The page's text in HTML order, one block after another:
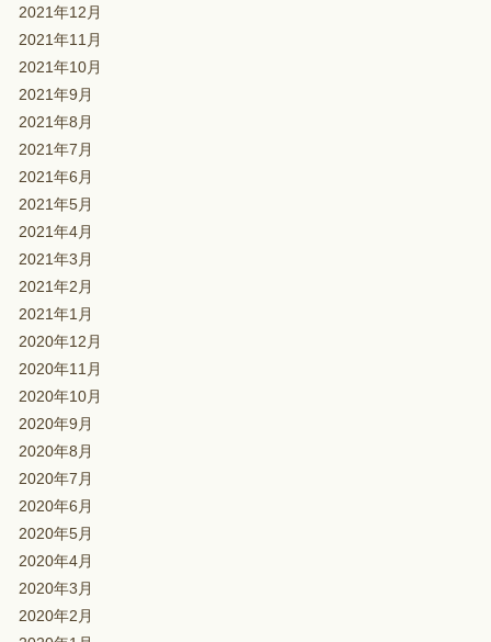
2021年12月
2021年11月
2021年10月
2021年9月
2021年8月
2021年7月
2021年6月
2021年5月
2021年4月
2021年3月
2021年2月
2021年1月
2020年12月
2020年11月
2020年10月
2020年9月
2020年8月
2020年7月
2020年6月
2020年5月
2020年4月
2020年3月
2020年2月